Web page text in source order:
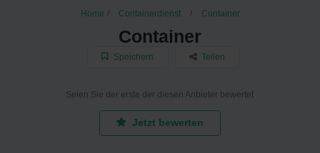
Home Containerdienst Container
Container
Speichern Teilen
Seien Sie der erste der diesen Anbieter bewertet
Jetzt bewerten